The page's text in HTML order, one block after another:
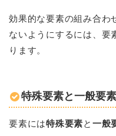
効果的な要素の組み合わ
ないようにするには、要
ります。
特殊要素と一般要素
要素には特殊要素と 一般